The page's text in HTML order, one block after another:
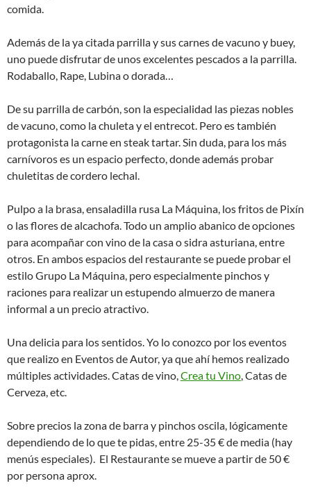
comida.
Además de la ya citada parrilla y sus carnes de vacuno y buey,
uno puede disfrutar de unos excelentes pescados a la parrilla.
Rodaballo, Rape, Lubina o dorada…
De su parrilla de carbón, son la especialidad las piezas nobles
de vacuno, como la chuleta y el entrecot. Pero es también
protagonista la carne en steak tartar. Sin duda, para los más
carnívoros es un espacio perfecto, donde además probar
chuletitas de cordero lechal.
Pulpo a la brasa, ensaladilla rusa La Máquina, los fritos de Pixín
o las flores de alcachofa. Todo un amplio abanico de opciones
para acompañar con vino de la casa o sidra asturiana, entre
otros. En ambos espacios del restaurante se puede probar el
estilo Grupo La Máquina, pero especialmente pinchos y
raciones para realizar un estupendo almuerzo de manera
informal a un precio atractivo.
Una delicia para los sentidos. Yo lo conozco por los eventos
que realizo en Eventos de Autor, ya que ahí hemos realizado
múltiples actividades. Catas de vino,Crea tu Vino, Catas de
Cerveza, etc.
Sobre precios la zona de barra y pinchos oscila, lógicamente
dependiendo de lo que te pidas, entre 25-35 € de media (hay
menús especiales). El Restaurante se mueve a partir de 50 €
por persona aprox.